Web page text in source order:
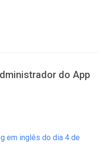
do App
em inglês do dia 4 de